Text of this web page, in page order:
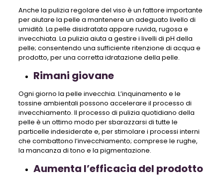
Anche la pulizia regolare del viso è un fattore importante
per aiutare la pelle a mantenere un adeguato livello di
umidità. La pelle disidratata appare ruvida, rugosa e
invecchiata. La pulizia aiuta a gestire i livelli di pH della
pelle; consentendo una sufficiente ritenzione di acqua e
prodotto, per una corretta idratazione della pelle.
Rimani giovane
Ogni giorno la pelle invecchia. L’inquinamento e le
tossine ambientali possono accelerare il processo di
invecchiamento. Il processo di pulizia quotidiano della
pelle è un ottimo modo per sbarazzarsi di tutte le
particelle indesiderate e, per stimolare i processi interni
che combattono l’invecchiamento; comprese le rughe,
la mancanza di tono e la pigmentazione.
Aumenta l’efficacia del prodotto